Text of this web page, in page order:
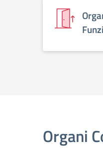
Organi